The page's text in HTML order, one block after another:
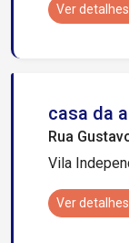
Ver
casa da
Rua
Vila
Ver